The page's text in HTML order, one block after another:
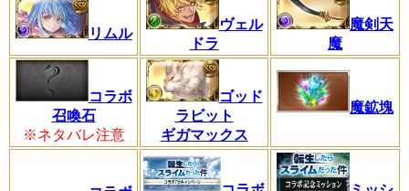
リムル
ヴェル
ドラ
魔剣天
魔
コラボ
召喚石
※ネタバレ注意
ゴッド
ラビット
ギガマックス
魔鉱塊